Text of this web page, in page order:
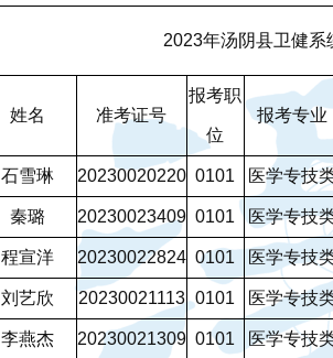
2023年汤阴县卫健
姓名 准考证号
报考职
位
报考专业
石雪琳 20230020220 0101 医学专技
秦璐 20230023409 0101 医学专技
程宣洋 20230022824 0101 医学专技
刘艺欣 20230021113 0101 医学专技
李燕杰 20230021309 0101 医学专技